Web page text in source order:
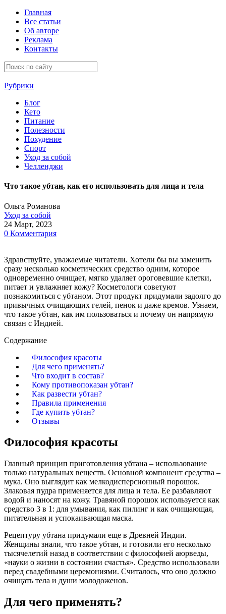
Главная
Все статьи
Об авторе
Реклама
Контакты
Рубрики
Блог
Кето
Питание
Полезности
Похудение
Спорт
Уход за собой
Челленджи
Что такое убтан, как его использовать для лица и тела
Ольга Романова
Уход за собой
24 Март, 2023
0 Комментария
Здравствуйте, уважаемые читатели. Хотели бы вы заменить
сразу несколько косметических средство одним, которое
одновременно очищает, мягко удаляет ороговевшие клетки,
питает и увлажняет кожу? Косметологи советуют
познакомиться с убтаном. Этот продукт придумали задолго до
привычных очищающих гелей, пенок и даже кремов. Узнаем,
что такое убтан, как им пользоваться и почему он напрямую
связан с Индией.
Содержание
Философия красоты
Для чего применять?
Что входит в состав?
Кому противопоказан убтан?
Как развести убтан?
Правила применения
Где купить убтан?
Отзывы
Философия красоты
Главный принцип приготовления убтана – использование
только натуральных веществ. Основной компонент средства –
мука. Оно выглядит как мелкодисперсионный порошок.
Злаковая пудра применяется для лица и тела. Ее разбавляют
водой и наносят на кожу. Травяной порошок используется как
средство 3 в 1: для умывания, как пилинг и как очищающая,
питательная и успокаивающая маска.
Рецептуру убтана придумали еще в Древней Индии.
Женщины знали, что такое убтан, и готовили его несколько
тысячелетий назад в соответствии с философией аюрведы,
«науки о жизни в состоянии счастья». Средство использовали
перед свадебными церемониями. Считалось, что оно должно
очищать тела и души молодоженов.
Для чего применять?